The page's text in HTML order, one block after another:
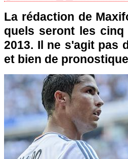
La rédaction de
quels seront les cinq
2013. Il ne s'agit pas
et bien de